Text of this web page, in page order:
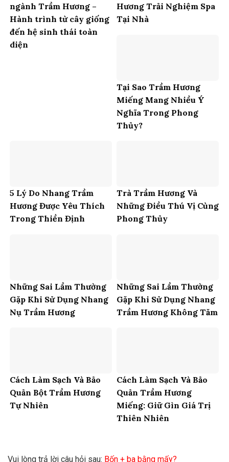
ngành Trầm Hương –
Hành trình từ cây giống
đến hệ sinh thái toàn
diện
Hương Trải Nghiệm Spa
Tại Nhà
Tại Sao Trầm Hương
Miếng Mang Nhiều Ý
Nghĩa Trong Phong
Thủy?
5 Lý Do Nhang Trầm
Hương Được Yêu Thích
Trong Thiền Định
Trà Trầm Hương Và
Những Điều Thú Vị Cùng
Phong Thủy
Những Sai Lầm Thường
Gặp Khi Sử Dụng Nhang
Nụ Trầm Hương
Những Sai Lầm Thường
Gặp Khi Sử Dụng Nhang
Trầm Hương Không Tăm
Cách Làm Sạch Và Bảo
Quản Bột Trầm Hương
Tự Nhiên
Cách Làm Sạch Và Bảo
Quản Trầm Hương
Miếng: Giữ Gìn Giá Trị
Thiên Nhiên
Vui lòng trả lời câu hỏi sau: Bốn + ba bằng mấy?